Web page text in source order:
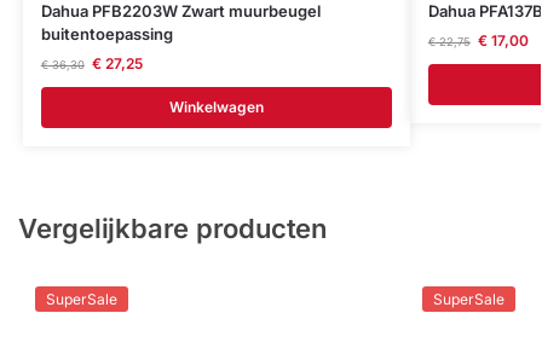
Dahua PFB2203W Zwart muurbeugel
buitentoepassing
€36,30 €27,25
Winkelwagen
Dahua
€22,75 €17,00
Vergelijkbare producten
SuperSale SuperSale